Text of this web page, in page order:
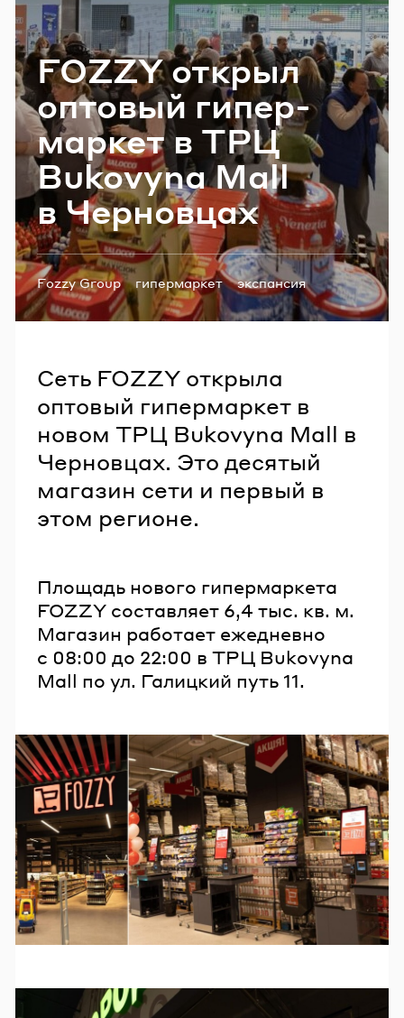
FOZZY от­крыл
опто­вый ги­пер­
мар­кет в ТРЦ
Bukovyna Mall
в Чер­нов­цах
Теги:
Fozzy Group гипермаркет
экспансия
новости ТРЦ
Сеть FOZZY открыла
оптовый гипермаркет в
новом ТРЦ Bukovyna Mall в
Черновцах. Это десятый
магазин сети и первый в
этом регионе.
Площадь нового гипермаркета
FOZZY составляет 6,4 тыс. кв. м.
Магазин работает ежедневно
с 08:00 до 22:00 в ТРЦ Bukovyna
Mall по ул. Галицкий путь 11.
Email
Пароль
Забыли пароль?
ВОЙТИ